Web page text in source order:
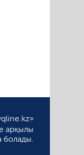
арқылы
болады.